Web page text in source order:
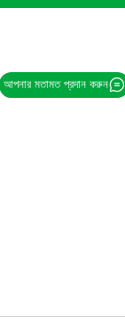
আপনার মতামত প্রদান করুন